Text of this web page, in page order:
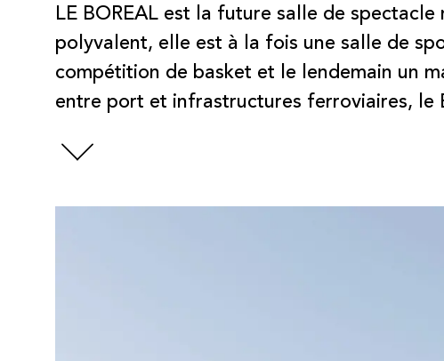
LE BOREAL est la future salle de
polyvalent, elle est à la fois une salle de
compétition de basket et le lendemain un
entre port et infrastructures ferroviaires, le